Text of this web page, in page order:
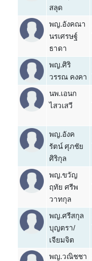
สลุด
พญ.อังคณา
นรเศรษฐ์
ธาดา
พญ.ศิริ
วรรณ คงคา
นพ.เอนก
ไสวเสวี
พญ.อังค
รัตน์ ศุภชัย
ศิริกุล
พญ.ขวัญ
ฤทัย ศรีพ
วาทกุล
พญ.ศรีสกุล
บุญตรา/
เจียมจิต
พญ.วณิชชา